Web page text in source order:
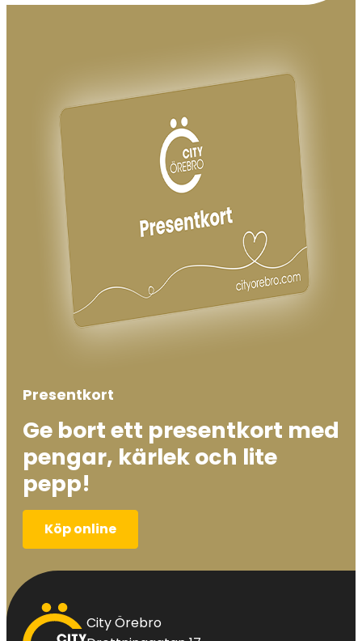
Presentkort
Ge bort ett presentkort med
pengar, kärlek och lite
pepp!
Köp online
City
Örebro
City Örebro